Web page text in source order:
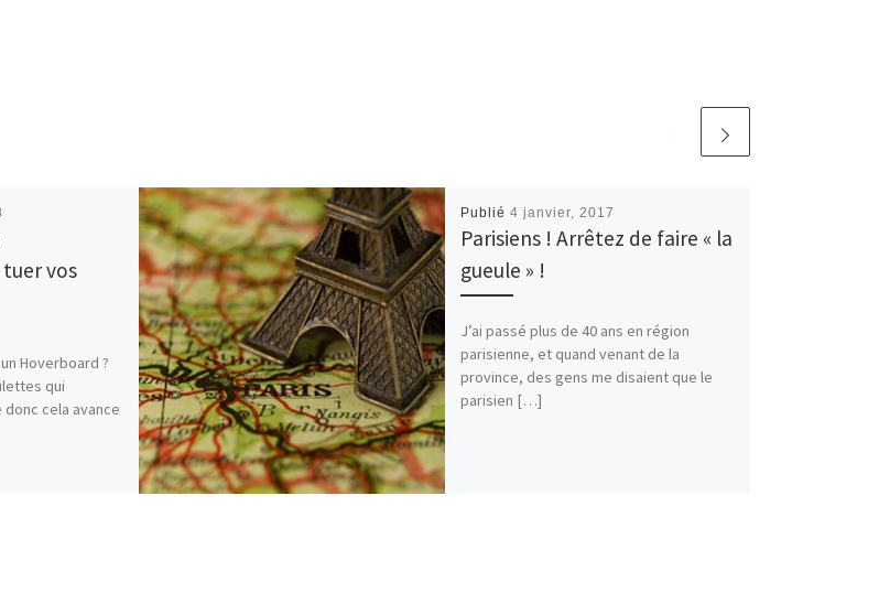
tuer vos
Hoverboard ?
qui
cela avance
Publié 4 janvier, 2017
Parisiens ! Arrêtez de faire « la
gueule » !
J’ai passé plus de 40 ans en région
parisienne, et quand venant de la
province, des gens me disaient que le
parisien […]